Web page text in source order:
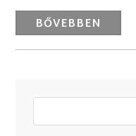
BŐVEBBEN